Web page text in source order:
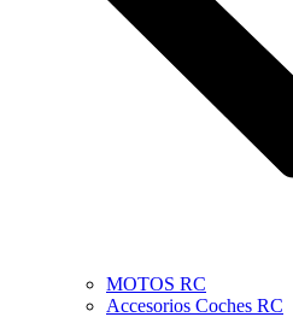
MOTOS RC
Accesorios Coches RC